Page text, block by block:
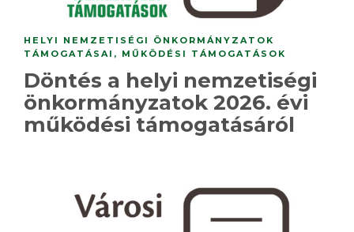
HELYI NEMZETISÉGI ÖNKORMÁNYZATOK
TÁMOGATÁSAI , MŰKÖDÉSI TÁMOGATÁSOK
Döntés a helyi nemzetiségi
önkormányzatok 2026. évi
működési támogatásáról